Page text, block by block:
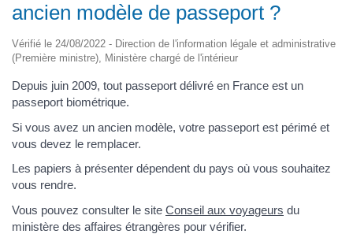
ancien modèle de passeport ?
Vérifié le 24/08/2022 - Direction de l'information légale et administrative
(Première ministre), Ministère chargé de l'intérieur
Depuis juin 2009, tout passeport délivré en France est un
passeport biométrique.
Si vous avez un ancien modèle, votre passeport est périmé et
vous devez le remplacer.
Les papiers à présenter dépendent du pays où vous souhaitez
vous rendre.
Vous pouvez consulter le site Conseil aux voyageurs du
ministère des affaires étrangères pour vérifier.